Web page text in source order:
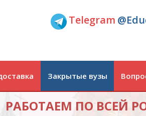
Telegram
Закрытые вузы
РАБОТАЕМ ПО ВСЕЙ